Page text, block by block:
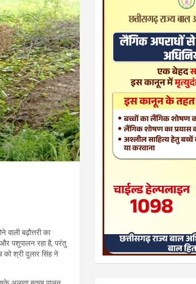
बढ़ौत्तरी का
पशुपालन रहा है, परंतु
को श्री दुलार सिंह ने